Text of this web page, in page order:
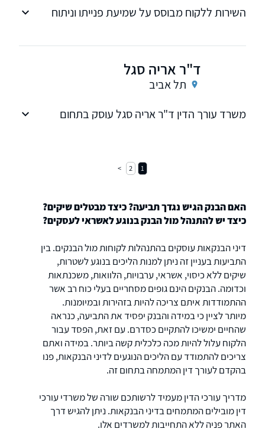
השירות ללקוח מבוסס על שמיעת פנייתו וניתוח
ד"ר אריה סגל
תל אביב
משרד עורך הדין ד"ר אריה סגל עוסק בתחום
1
2
האם הבנק הגיש נגדך תביעה? כיצד מבטלים שיקים?
כיצד יש להתנהל מול הבנק בנוגע לאשראי לעסקים?
דיני הבנקאות עוסקים בהתנהלות לקוחות מול הבנקים. בין
התביעות בעניין זה ניתן למנות הליכים בנוגע לשטרות,
שיקים ללא כיסוי, אשראי, ערבויות, הלוואות, משכנתאות
וכדומה. הבנקים הינם גופים מסחריים בעלי כוח רב אשר
ההתמודדות איתם צריכה להיות בזהירות ובמיומנות.
מיותר לציין כי במידה והבנק יפסיד את התביעה, כנראה
שהחיים ימשיכו להתקיים כסדרם. עם זאת, הפסד עבור
הלקוח עלול להיות מכה כלכלית קשה ביותר. במידה ואתם
צריכים להתמודד עם הליכים הנוגעים לדיני הבנקאות, פנו
בהקדם לעורך דין המתמחה בתחום זה.
מדריך עורכי הדין מעמיד לרשותכם שורה של משרדי עורכי
דין מובילים המתמחים בדיני הבנקאות. ניתן להגיש דרך
האתר פניה ללא התחייבות למשרדים אלו.